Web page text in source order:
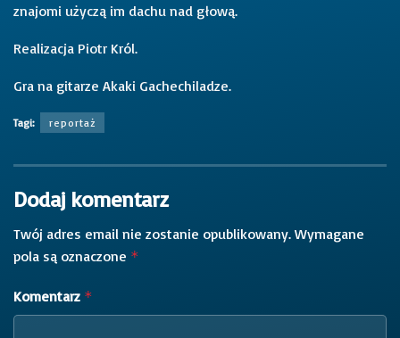
znajomi użyczą im dachu nad głową.
Realizacja Piotr Król.
Gra na gitarze Akaki Gachechiladze.
Tagi: reportaż
Dodaj komentarz
Twój adres email nie zostanie opublikowany. Wymagane
pola są oznaczone *
Komentarz *